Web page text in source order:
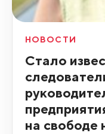
НОВОСТИ
Стало
на свободе